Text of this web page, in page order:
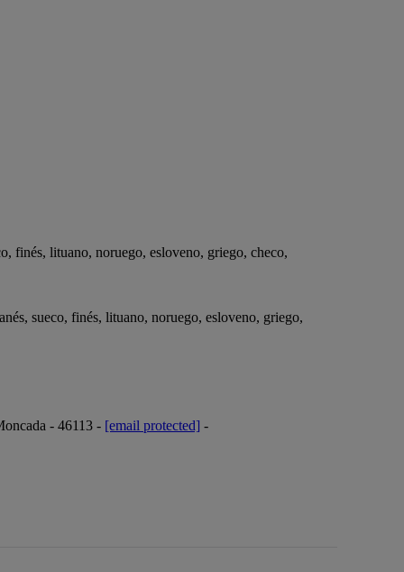
finés, lituano, noruego, esloveno, griego, checo,
sueco, finés, lituano, noruego, esloveno, griego,
- 46113 - [email protected] -